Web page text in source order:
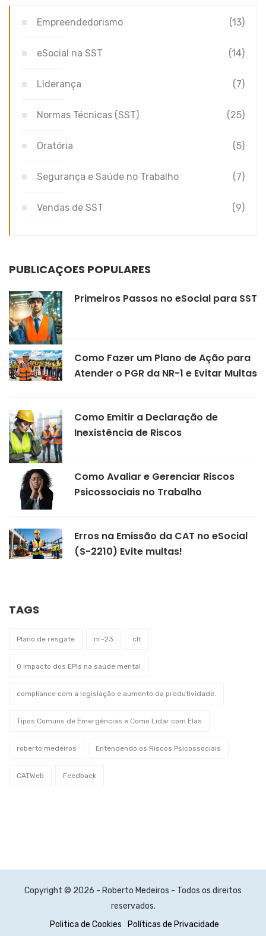
Empreendedorismo (13)
eSocial na SST (14)
Liderança (7)
Normas Técnicas (SST) (25)
Oratória (5)
Segurança e Saúde no Trabalho (7)
Vendas de SST (9)
PUBLICAÇÕES POPULARES
Primeiros Passos no eSocial para SST
Como Fazer um Plano de Ação para
Atender o PGR da NR-1 e Evitar Multas
Como Emitir a Declaração de
Inexistência de Riscos
Como Avaliar e Gerenciar Riscos
Psicossociais no Trabalho
Erros na Emissão da CAT no eSocial
(S-2210) Evite multas!
TAGS
Plano de resgate nr-23 clt
O impacto dos EPIs na saúde mental
compliance com a legislação e aumento da produtividade.
Tipos Comuns de Emergências e Como Lidar com Elas
roberto medeiros Entendendo os Riscos Psicossociais
CATWeb Feedback
Copyright © 2026 - Roberto Medeiros - Todos os direitos
reservados.
Politica de Cookies
Políticas de Privacidade